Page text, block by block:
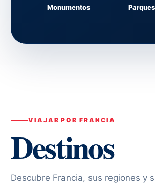
Monumentos
VIAJAR POR FRANCIA
Destinos
Descubre Francia, sus regiones y